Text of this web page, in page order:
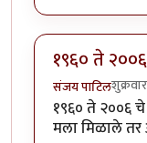
१९६० ते
संजय पाटिल
१९६० ते २००६ चे
मला मिळाले